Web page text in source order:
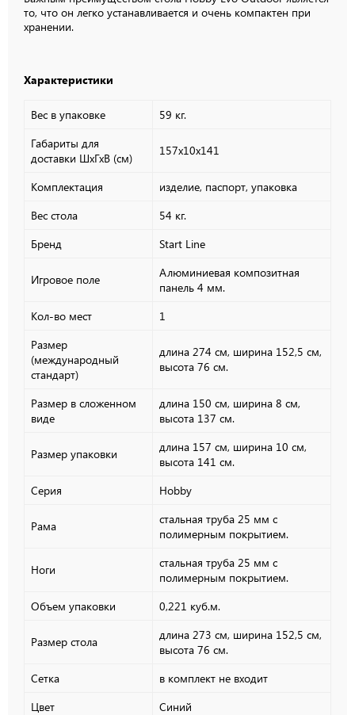
то, что он легко устанавливается и очень компактен при
хранении.
Характеристики
Вес в упаковке
59 кг.
Габариты для
доставки ШхГхВ (см)
157х10х141
Комплектация
изделие, паспорт, упаковка
Вес стола
54 кг.
Бренд
Start Line
Игровое поле
Алюминиевая композитная
панель 4 мм.
Кол-во мест
1
Размер
(международный
стандарт)
длина 274 см, ширина 152,5 см,
высота 76 см.
Размер в сложенном
виде
длина 150 см, ширина 8 см,
высота 137 см.
Размер упаковки
длина 157 см, ширина 10 см,
высота 141 см.
Серия
Hobby
Рама
стальная труба 25 мм с
полимерным покрытием.
Ноги
стальная труба 25 мм с
полимерным покрытием.
Объем упаковки
0,221 куб.м.
Размер стола
длина 273 см, ширина 152,5 см,
высота 76 см.
Сетка
в комплект не входит
Цвет
Синий